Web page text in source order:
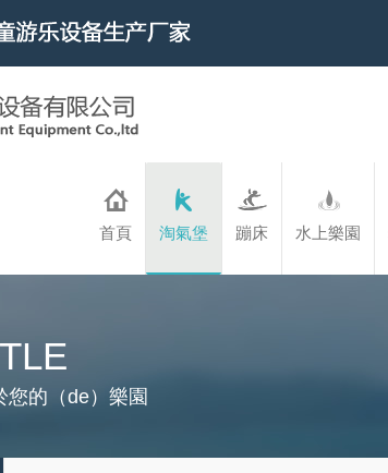
首頁 淘氣堡 蹦床 水上樂園
您的（de）樂園